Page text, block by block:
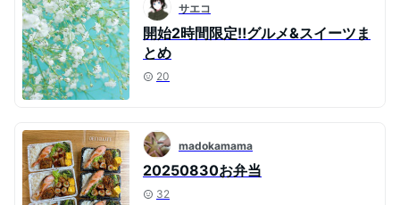
サエコ
開始2時間限定‼️グルメ&スイーツま
とめ
20
madokamama
20250830お弁当
32